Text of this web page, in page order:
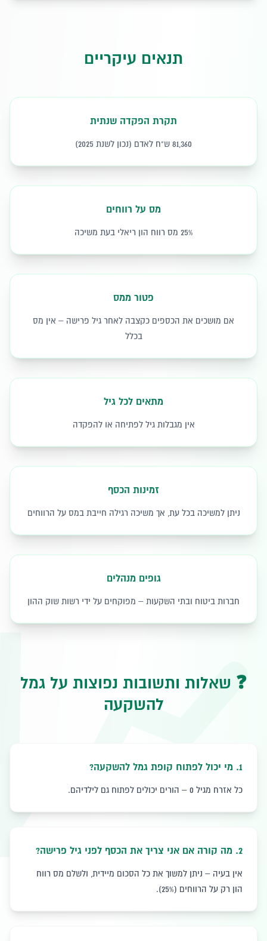
תנאים עיקריים
תקרת הפקדה שנתית
81,360 ש"ח לאדם (נכון לשנת 2025)
מס על רווחים
25% מס רווח הון ריאלי בעת משיכה
פטור ממס
אם מושכים את הכספים כקצבה לאחר גיל פרישה – אין מס
בכלל
מתאים לכל גיל
אין מגבלות גיל לפתיחה או להפקדה
זמינות הכסף
ניתן למשיכה בכל עת, אך משיכה רגילה חייבת במס על הרווחים
גופים מנהלים
חברות ביטוח ובתי השקעות – מפוקחים על ידי רשות שוק ההון
❓ שאלות ותשובות נפוצות על גמל
להשקעה
1
. מי יכול לפתוח קופת גמל להשקעה?
כל אזרח מגיל 0 – הורים יכולים לפתוח גם לילדיהם.
2
. מה קורה אם אני צריך את הכסף לפני גיל פרישה?
אין בעיה – ניתן למשוך את כל הסכום מיידית, ולשלם מס רווח
הון רק על הרווחים (25%).